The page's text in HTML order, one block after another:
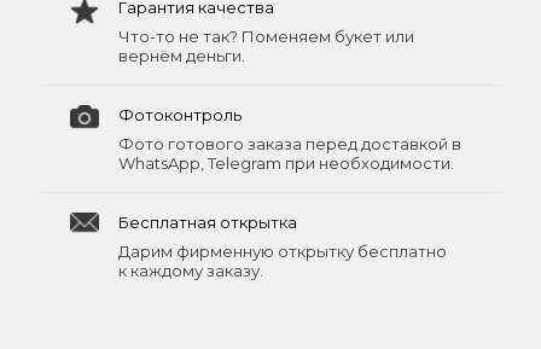
Гарантия качества
Что-то не так? Поменяем букет или
вернём деньги.
Фотоконтроль
Фото готового заказа перед доставкой в
WhatsApp, Telegram при необходимости.
Бесплатная открытка
Дарим фирменную открытку бесплатно
к каждому заказу.